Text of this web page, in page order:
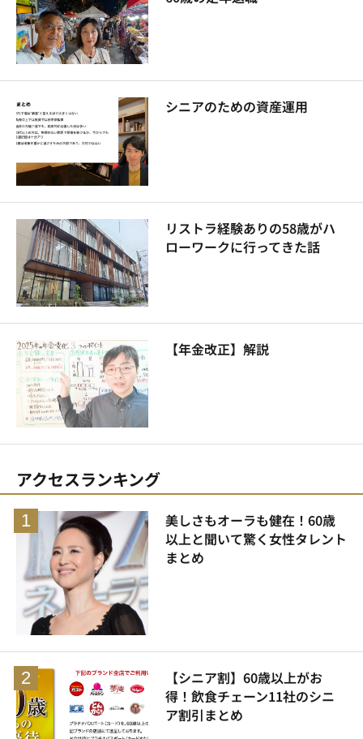
シニアのための資産運用
リストラ経験ありの58歳がハ
ローワークに行ってきた話
【年金改正】解説
アクセスランキング
美しさもオーラも健在！60歳
以上と聞いて驚く女性タレント
まとめ
【シニア割】60歳以上がお
得！飲食チェーン11社のシニ
ア割引まとめ